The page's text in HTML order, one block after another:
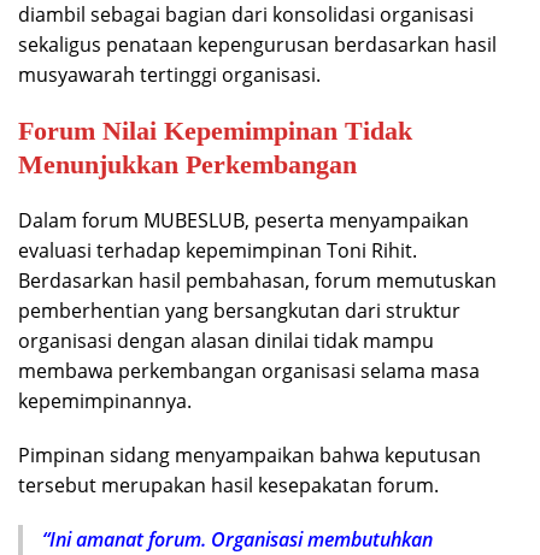
diambil sebagai bagian dari konsolidasi organisasi
sekaligus penataan kepengurusan berdasarkan hasil
musyawarah tertinggi organisasi.
Forum Nilai Kepemimpinan Tidak
Menunjukkan Perkembangan
Dalam forum MUBESLUB, peserta menyampaikan
evaluasi terhadap kepemimpinan Toni Rihit.
Berdasarkan hasil pembahasan, forum memutuskan
pemberhentian yang bersangkutan dari struktur
organisasi dengan alasan dinilai tidak mampu
membawa perkembangan organisasi selama masa
kepemimpinannya.
Pimpinan sidang menyampaikan bahwa keputusan
tersebut merupakan hasil kesepakatan forum.
“Ini amanat forum. Organisasi membutuhkan